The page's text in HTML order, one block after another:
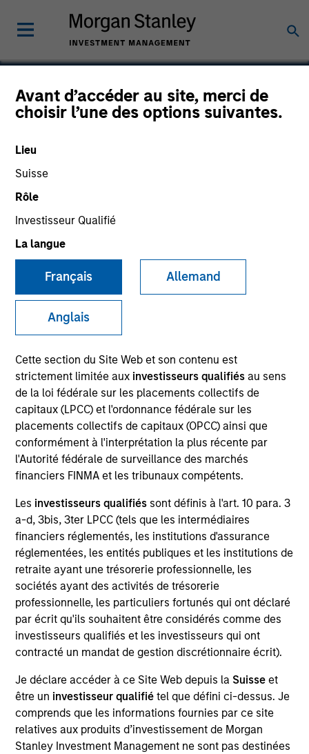
Avant d’accéder au site, merci de
choisir l’une des options suivantes.
Lieu
Suisse
Rôle
Investisseur Qualifié
La langue
Français Allemand
Anglais
Cette section du Site Web et son contenu est
strictement limitée aux investisseurs qualifiésau sens
de la loi fédérale sur les placements collectifs de
capitaux (LPCC) et l'ordonnance fédérale sur les
placements collectifs de capitaux (OPCC) ainsi que
conformément à l'interprétation la plus récente par
l'Autorité fédérale de surveillance des marchés
financiers FINMA et les tribunaux compétents.
Les investisseurs qualifiés sont définis à l'art. 10 para. 3
a-d, 3bis, 3ter LPCC (tels que les intermédiaires
financiers réglementés, les institutions d'assurance
réglementées, les entités publiques et les institutions de
retraite ayant une trésorerie professionnelle, les
sociétés ayant des activités de trésorerie
professionnelle, les particuliers fortunés qui ont déclaré
par écrit qu'ils souhaitent être considérés comme des
investisseurs qualifiés et les investisseurs qui ont
contracté un mandat de gestion discrétionnaire écrit).
Je déclare accéder à ce Site Web depuis la Suisse et
être un investisseur qualifiétel que défini ci-dessus. Je
comprends que les informations fournies par ce site
relatives aux produits d’investissement de Morgan
Stanley Investment Management ne sont pas destinées
FastFiber
SECTOR
Digital
COUNTRY
Portugal
Invested on
Apr 2020
FastFiber is the first and largest nationwide fiber
wholesale operator in Portugal. FastFiber was
created as a result of the demerger from PT
Portugal SGPS, S.A., which was part of the former
state-owned incumbent operator, Portugal Telecom.
Investment Team
Morgan Stanley Infrastructure Partners